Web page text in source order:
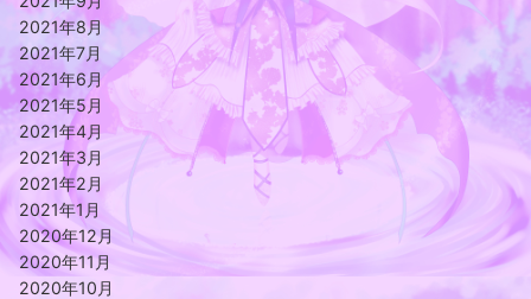
2021年8月
2021年7月
2021年6月
2021年5月
2021年4月
2021年3月
2021年2月
2021年1月
2020年12月
2020年11月
2020年10月